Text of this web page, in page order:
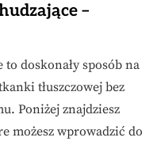
–
doskonały sposób na
tłuszczowej bez
Poniżej znajdziesz
możesz wprowadzić do